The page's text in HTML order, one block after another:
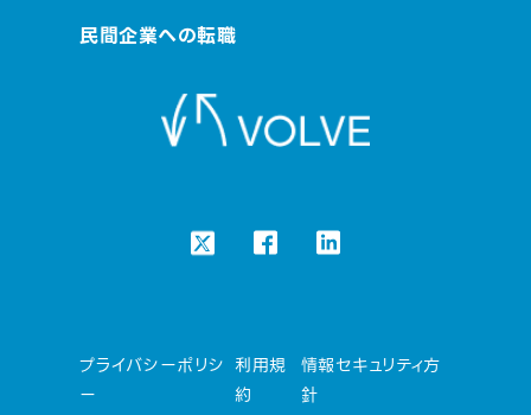
民間企業への転職
プライバシーポリシ
ー
利用規
約
情報セキュリティ方
針